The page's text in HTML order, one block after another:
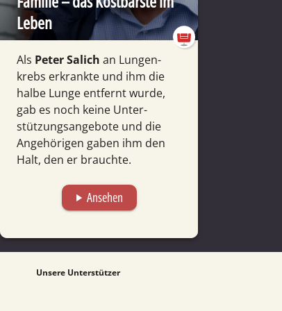
Leben
Als Peter Salich an Lungen­
krebs erkrankte und ihm die
halbe Lunge entfernt wurde,
gab es noch keine Unter­
stützungs­angebote und die
Ange­hörigen gaben ihm den
Halt, den er brauchte.
play_arrow Ansehen
Unsere Unterstützer